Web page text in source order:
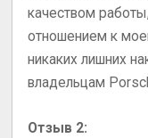
качеством
отношением к
никаких лишних
владельцам
Отзыв 2: